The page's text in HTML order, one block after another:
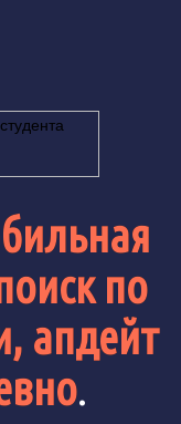
по
апдейт
.